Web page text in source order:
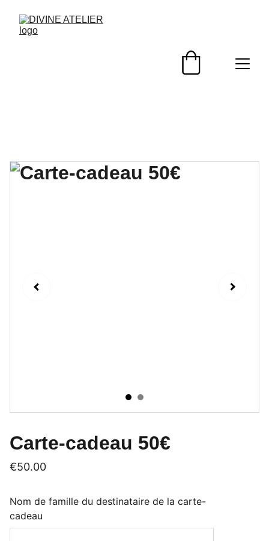
Carte-cadeau 50€
€50.00
Nom de famille du destinataire de la carte-
cadeau